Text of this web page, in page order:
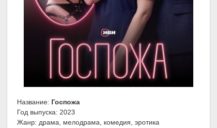
Название: Госпожа
Год выпуска: 2023
Жанр: драма, мелодрама, комедия, эротика